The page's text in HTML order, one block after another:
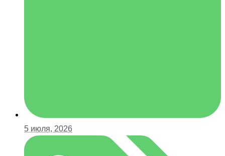
5 июля, 2026